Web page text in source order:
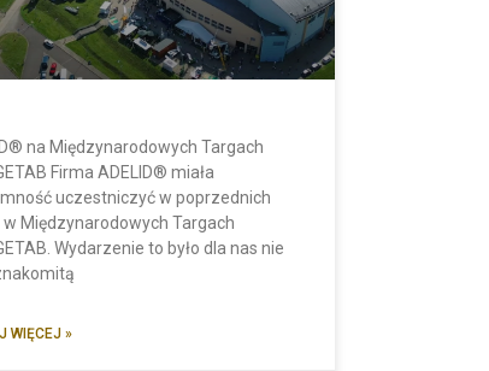
na Międzynarodowych Targach
Firma ADELID® miała
uczestniczyć w poprzednich
w Międzynarodowych Targach
Wydarzenie to było dla nas nie
WIĘCEJ »